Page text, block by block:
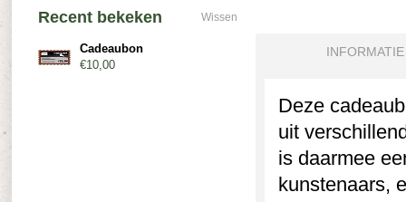
INFORMATIE
Deze
uit
is daarmee
kunstenaars,
Recent bekeken Wissen
Cadeaubon
€10,00